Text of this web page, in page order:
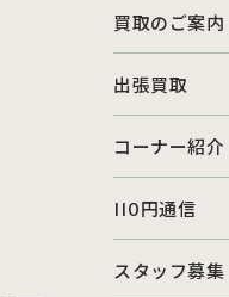
買取のご案内
出張買取
コーナー紹介
110円通信
スタッフ募集